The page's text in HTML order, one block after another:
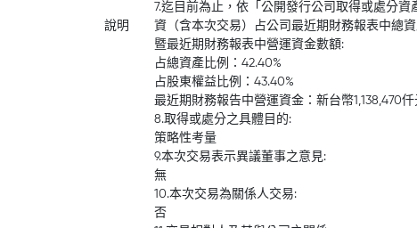
說明
7.迄目前為止，依「公開發行公司取得或處分
資（含本次交易）占公司最近期財務報表中總
暨最近期財務報表中營運資金數額:
占總資產比例：42.40%
占股東權益比例：43.40%
最近期財務報告中營運資金：新台幣1,138,470仟
8.取得或處分之具體目的:
策略性考量
9.本次交易表示異議董事之意見:
無
10.本次交易為關係人交易:
否